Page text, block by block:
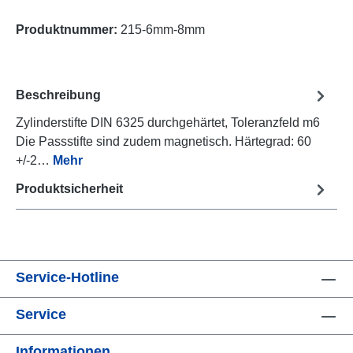
Produktnummer: 215-6mm-8mm
Beschreibung
Zylinderstifte DIN 6325 durchgehärtet, Toleranzfeld m6
Die Passstifte sind zudem magnetisch. Härtegrad: 60
+/-2… Mehr
Produktsicherheit
Service-Hotline
Service